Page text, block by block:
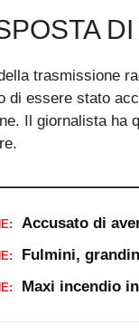
trasmissione
di essere stato
Il giornalista ha
Accusato di
Fulmini,
Maxi incendio